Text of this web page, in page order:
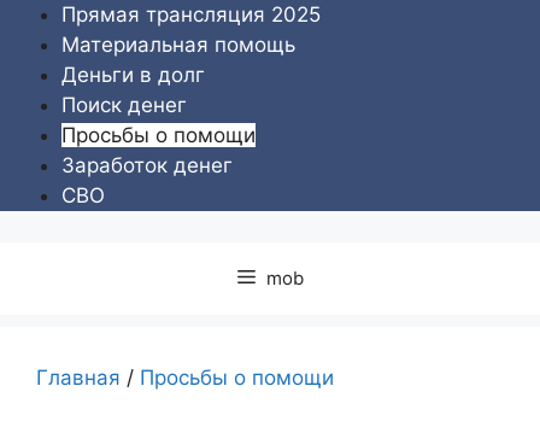
Перейти
содержимому
Прямая трансляция 2025
Материальная помощь
Деньги в долг
Поиск денег
Просьбы о помощи
Заработок денег
СВО
mob
Главная / Просьбы о помощи